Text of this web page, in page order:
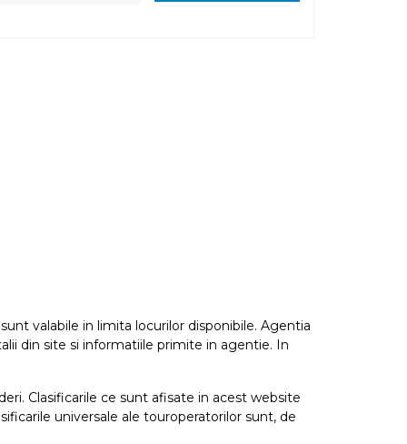
valabile in limita locurilor disponibile. Agentia
din site si informatiile primite in agentie. In
Clasificarile ce sunt afisate in acest website
universale ale touroperatorilor sunt, de